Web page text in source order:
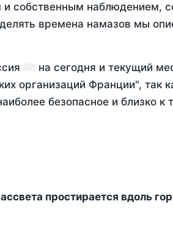
собственным наблюдением,
времена намазов мы
на сегодня и текущий
организаций Франции",
безопасное и близко
простирается вдоль